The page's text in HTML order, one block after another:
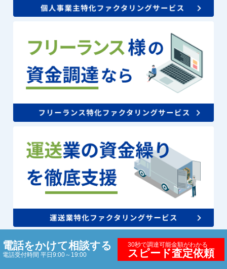
電話をかけて相談する
電話受付時間 平日9:00～19:00
30秒で調達可能金額がわかる
スピード査定依頼